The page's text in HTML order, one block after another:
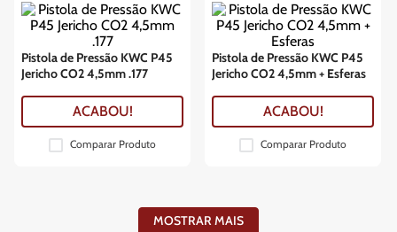
Pistola de Pressão KWC P45
Jericho CO2 4,5mm .177
ACABOU!
Comparar Produto
Pistola de Pressão KWC P45
Jericho CO2 4,5mm + Esferas
ACABOU!
Comparar Produto
MOSTRAR MAIS